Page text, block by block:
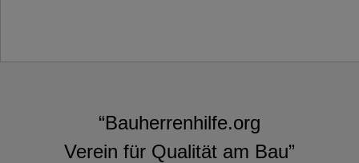
“Bauherrenhilfe.org
Verein für Qualität am Bau”